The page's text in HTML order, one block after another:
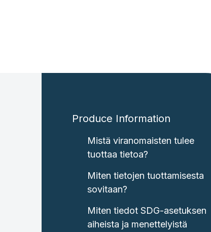
Produce Information
Mistä viranomaisten tulee
tuottaa tietoa?
Miten tietojen tuottamisesta
sovitaan?
Miten tiedot SDG-asetuksen
aiheista ja menettelyistä